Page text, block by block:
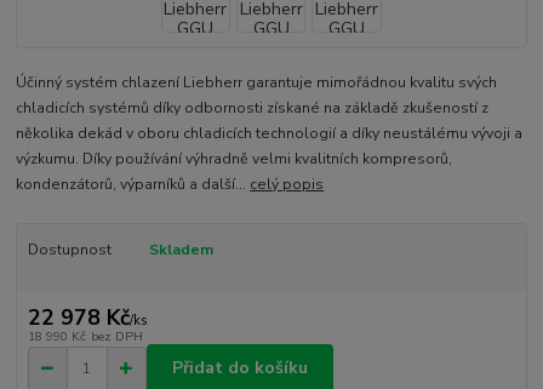
Účinný systém chlazení Liebherr garantuje mimořádnou kvalitu svých
chladicích systémů díky odbornosti získané na základě zkušeností z
několika dekád v oboru chladicích technologií a díky neustálému vývoji a
výzkumu. Díky používání výhradně velmi kvalitních kompresorů,
kondenzátorů, výparníků a další... celý popis
Dostupnost Skladem
22 978 Kč/ks
18 990 Kč bez DPH
Přidat do košíku